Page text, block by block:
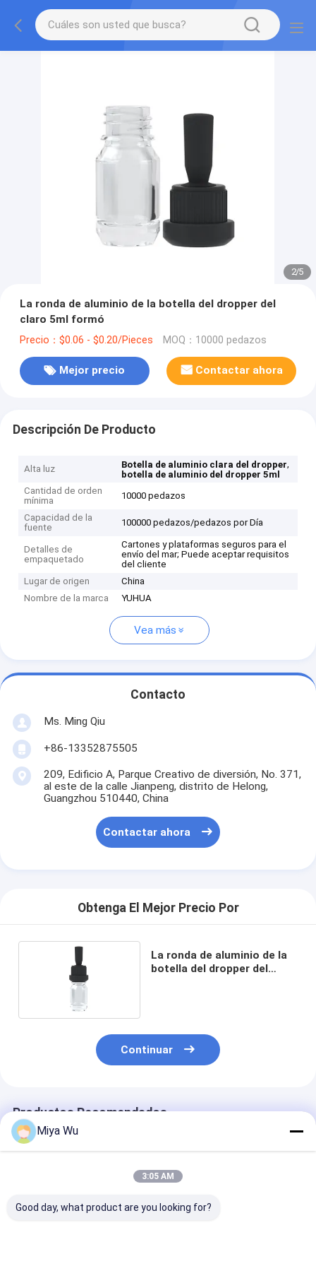
2/5
La ronda de aluminio de la botella del dropper del
claro 5ml formó
Precio：$0.06 - $0.20/Pieces MOQ：10000 pedazos
Mejor precio Contactar ahora
Descripción De Producto
Alta luz Botella de aluminio clara del dropper,
botella de aluminio del dropper 5ml
Cantidad de orden
mínima
10000 pedazos
Capacidad de la
fuente
100000 pedazos/pedazos por Día
Detalles de
empaquetado
Cartones y plataformas seguros para el
envío del mar; Puede aceptar requisitos
del cliente
Lugar de origen
China
Nombre de la marca
YUHUA
Vea más
Contacto
Ms. Ming Qiu
+86-13352875505
209, Edificio A, Parque Creativo de diversión, No. 371,
al este de la calle Jianpeng, distrito de Helong,
Guangzhou 510440, China
Contactar ahora
Obtenga El Mejor Precio Por
La ronda de aluminio de la
botella del dropper del
Continuar
Productos Recomendados
Miya Wu
3:05 AM
Good day, what product are you looking for?